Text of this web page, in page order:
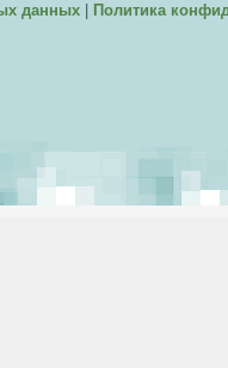
данных| Политика